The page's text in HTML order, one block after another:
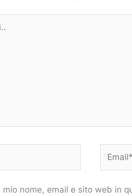
mio nome, email e sito web in